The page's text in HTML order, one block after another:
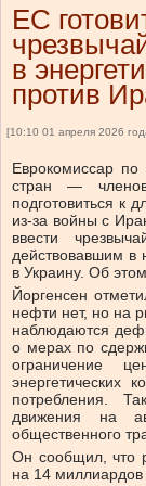
ЕС
в
против
[10:10 01 апреля 2026
Еврокомиссар по
стран —
подготовиться к
из-за войны с
ввести
действовавшим в
в Украину. Об
Йоргенсен
нефти нет, но на
наблюдаются
о мерах по
ограничение
энергетических
потребления.
движения на
общественного
Он сообщил, что
на 14 миллиардов